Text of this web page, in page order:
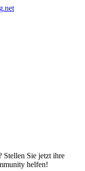
Stellen Sie jetzt ihre
helfen!